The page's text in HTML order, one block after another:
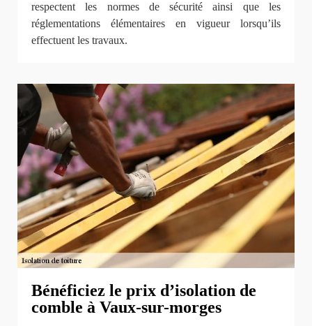
respectent les normes de sécurité ainsi que les
réglementations élémentaires en vigueur lorsqu’ils
effectuent les travaux.
Bénéficiez le prix d’isolation de
comble à Vaux-sur-morges